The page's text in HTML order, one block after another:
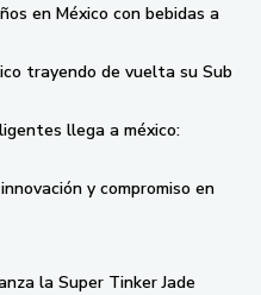
en México con bebidas a
trayendo de vuelta su Sub
llega a méxico:
y compromiso en
la Super Tinker Jade